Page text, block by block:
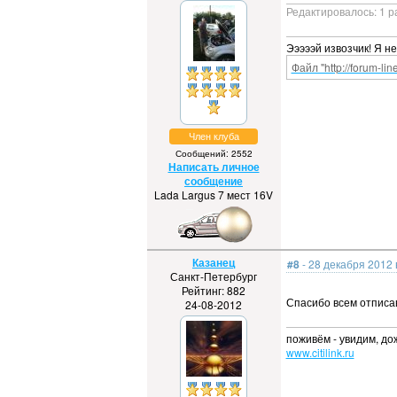
Член клуба
Сообщений: 2552
Написать личное
сообщение
Lada Largus 7 мест 16V
Редактировалось: 1
Эээээй извозчик! Я
Файл "http://forum-
Казанец
Санкт-Петербург
Рейтинг: 882
24-08-2012
#8- 28 декабря 2012
Спасибо всем
поживём - увидим,
www.citilink.ru